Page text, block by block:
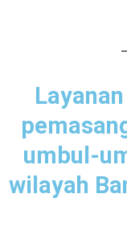
umbul-
wilayah